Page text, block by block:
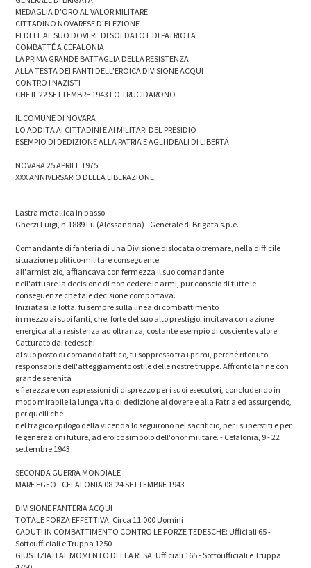
MEDAGLIA D'ORO AL VALOR MILITARE
CITTADINO NOVARESE D'ELEZIONE
FEDELE AL SUO DOVERE DI SOLDATO E DI PATRIOTA
COMBATTÉ A CEFALONIA
LA PRIMA GRANDE BATTAGLIA DELLA RESISTENZA
ALLA TESTA DEI FANTI DELL'EROICA DIVISIONE ACQUI
CONTRO I NAZISTI
CHE IL 22 SETTEMBRE 1943 LO TRUCIDARONO
IL COMUNE DI NOVARA
LO ADDITA AI CITTADINI E AI MILITARI DEL PRESIDIO
ESEMPIO DI DEDIZIONE ALLA PATRIA E AGLI IDEALI DI LIBERTÁ
NOVARA 25 APRILE 1975
XXX ANNIVERSARIO DELLA LIBERAZIONE
Lastra metallica in basso:
Gherzi Luigi, n.1889 Lu (Alessandria) - Generale di Brigata s.p.e.
Comandante di fanteria di una Divisione dislocata oltremare, nella difficile
situazione politico-militare conseguente
all'armistizio, affiancava con fermezza il suo comandante
nell'attuare la decisione di non cedere le armi, pur conscio di tutte le
conseguenze che tale decisione comportava.
Iniziatasi la lotta, fu sempre sulla linea di combattimento
in mezzo ai suoi fanti, che, forte del suo alto prestigio, incitava con azione
energica alla resistenza ad oltranza, costante esempio di cosciente valore.
Catturato dai tedeschi
al suo posto di comando tattico, fu soppresso tra i primi, perché ritenuto
responsabile dell'atteggiamento ostile delle nostre truppe. Affrontò la fine con
grande serenità
e fierezza e con espressioni di disprezzo per i suoi esecutori, concludendo in
modo mirabile la lunga vita di dedizione al dovere e alla Patria ed assurgendo,
per quelli che
nel tragico epilogo della vicenda lo seguirono nel sacrificio, per i superstiti e per
le generazioni future, ad eroico simbolo dell'onor militare. - Cefalonia, 9 - 22
settembre 1943
SECONDA GUERRA MONDIALE
MARE EGEO - CEFALONIA 08-24 SETTEMBRE 1943
DIVISIONE FANTERIA ACQUI
TOTALE FORZA EFFETTIVA: Circa 11.000 Uomini
CADUTI IN COMBATTIMENTO CONTRO LE FORZE TEDESCHE: Ufficiali 65 -
Sottoufficiali e Truppa 1250
GIUSTIZIATI AL MOMENTO DELLA RESA: Ufficiali 165 - Sottoufficiali e Truppa